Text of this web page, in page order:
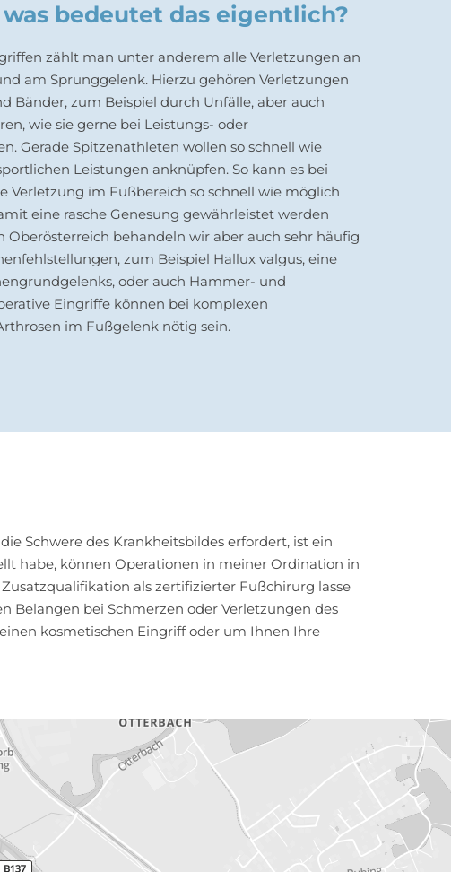
bedeutet das eigentlich?
zählt man unter anderem alle Verletzungen an
am Sprunggelenk. Hierzu gehören Verletzungen
Bänder, zum Beispiel durch Unfälle, aber auch
wie sie gerne bei Leistungs- oder
Gerade Spitzenathleten wollen so schnell wie
Leistungen anknüpfen. So kann es bei
Verletzung im Fußbereich so schnell wie möglich
eine rasche Genesung gewährleistet werden
Oberösterreich behandeln wir aber auch sehr häufig
zum Beispiel Hallux valgus, eine
oder auch Hammer- und
Eingriffe können bei komplexen
im Fußgelenk nötig sein.
Schwere des Krankheitsbildes erfordert, ist ein
habe, können Operationen in meiner Ordination in
als zertifizierter Fußchirurg lasse
Belangen bei Schmerzen oder Verletzungen des
kosmetischen Eingriff oder um Ihnen Ihre